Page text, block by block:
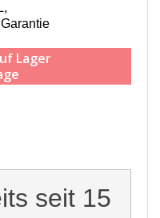
Lager
seit 15